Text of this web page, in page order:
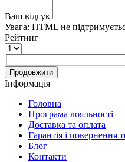
Ваш відгук
Увага: HTML не
Рейтинг
Продовжити
Інформація
Головна
Програма лояльності
Доставка та оплата
Гарантія і повернення
Блог
Контакти